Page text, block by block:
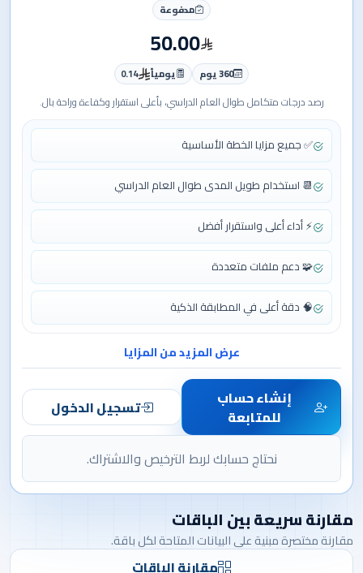
مدفوعة
50.00
360 يوم يومياً 0.14
رصد درجات متكامل طوال العام الدراسي، بأعلى استقرار وكفاءة وراحة بال.
✅ جميع مزايا الخطة الأساسية
📆 استخدام طويل المدى طوال العام الدراسي
⚡ أداء أعلى واستقرار أفضل
🧩 دعم ملفات متعددة
🧠 دقة أعلى في المطابقة الذكية
عرض المزيد من المزايا
إنشاء حساب
للمتابعة
تسجيل الدخول
نحتاج حسابك لربط الترخيص والاشتراك.
مقارنة سريعة بين الباقات
مقارنة مختصرة مبنية على البيانات المتاحة لكل باقة.
مقارنة الباقات